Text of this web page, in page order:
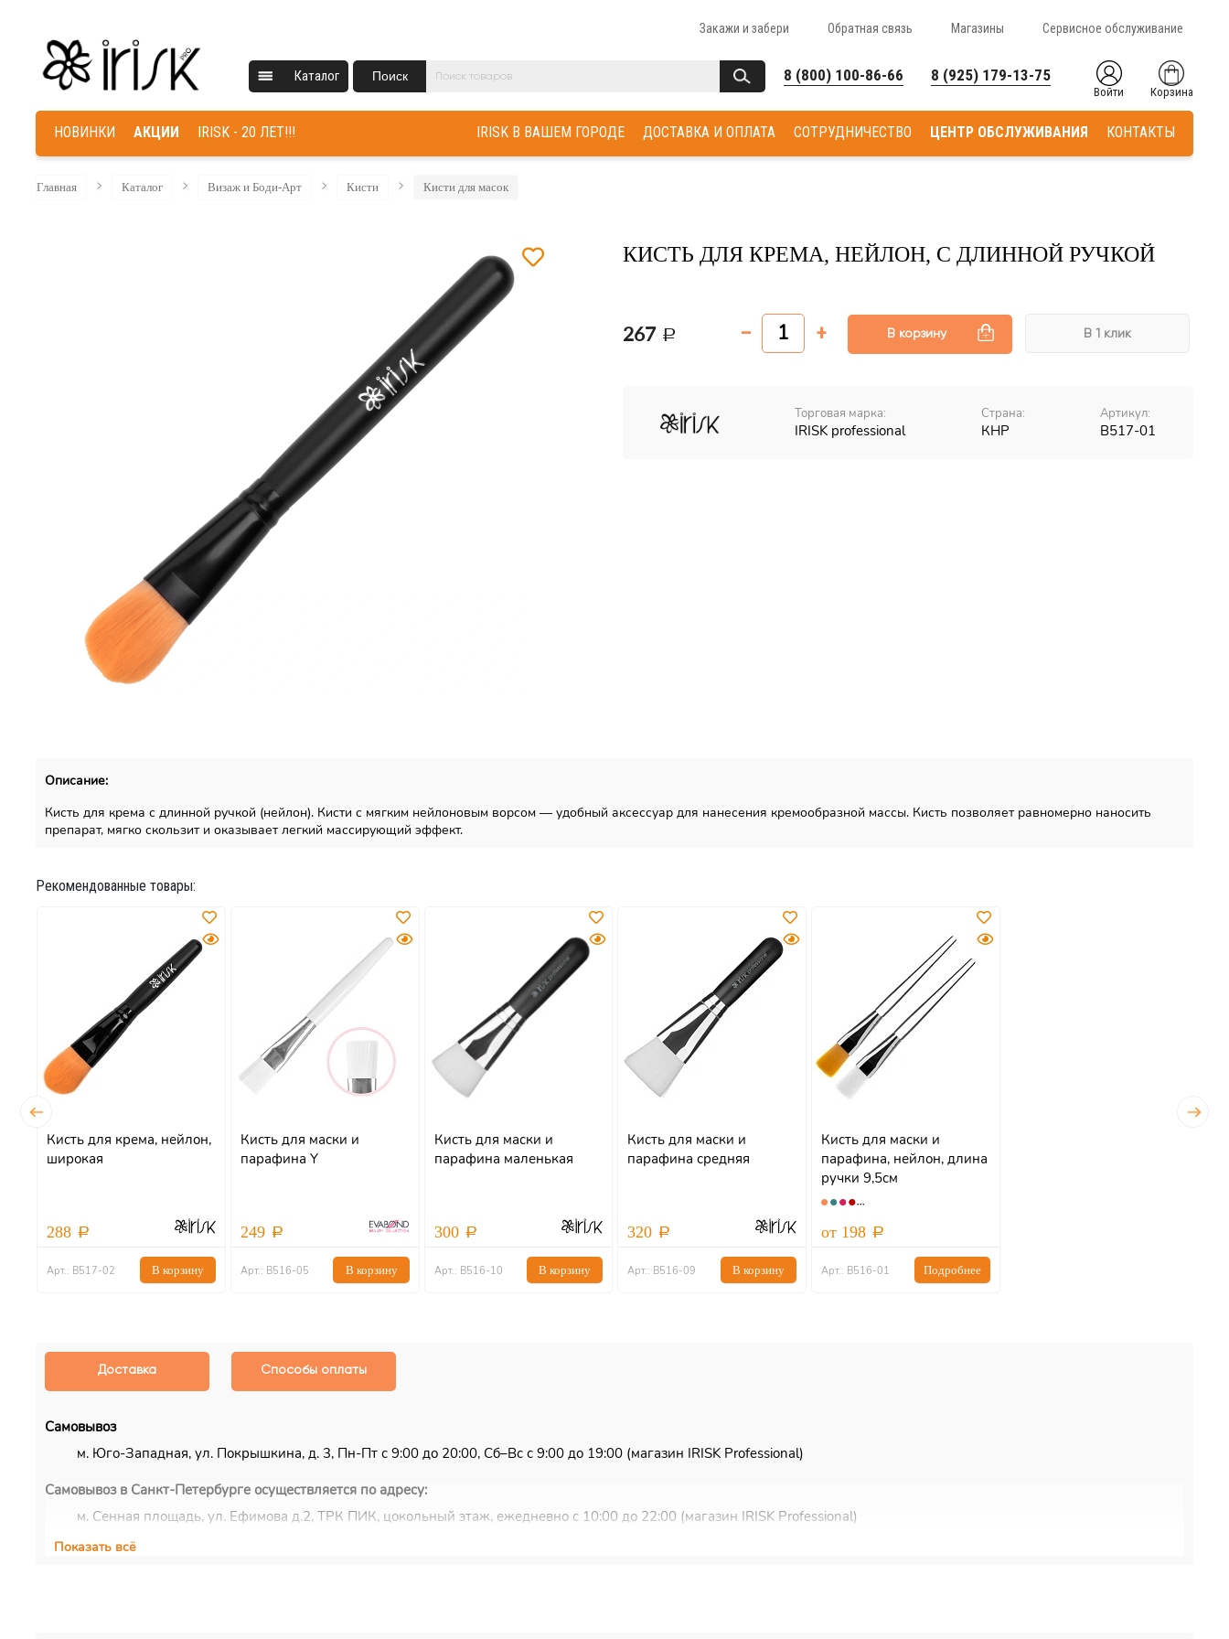
Закажи и забери Обратная связь Магазины Сервисное обслуживание
Каталог Поиск 8 (800) 100-86-66 8 (925) 179-13-75
Войти Корзина
НОВИНКИ АКЦИИ IRISK - 20 ЛЕТ!!! КОНТАКТЫ
ЦЕНТР ОБСЛУЖИВАНИЯ
СОТРУДНИЧЕСТВО
ДОСТАВКА И ОПЛАТА
IRISK В ВАШЕМ ГОРОДЕ
Главная Каталог Визаж и Боди-Арт Кисти Кисти для масок
КИСТЬ ДЛЯ КРЕМА, НЕЙЛОН, С ДЛИННОЙ РУЧКОЙ
267 В корзину В 1 клик
Торговая марка:
IRISK professional
Страна:
КНР
Артикул:
В517-01
Описание:
Кисть для крема с длинной ручкой (нейлон). Кисти с мягким нейлоновым ворсом — удобный аксессуар для нанесения кремообразной массы. Кисть позволяет равномерно наносить
препарат, мягко скользит и оказывает легкий массирующий эффект.
Рекомендованные товары:
Кисть для крема, нейлон,
широкая
288
Арт.: В517-02 В корзину
Кисть для маски и
парафина Y
249
Арт.: В516-05 В корзину
Кисть для маски и
парафина маленькая
300
Арт.: В516-10 В корзину
Кисть для маски и
парафина средняя
320
Арт.: В516-09 В корзину
Кисть для маски и
парафина, нейлон, длина
ручки 9,5см
от 198
Арт.: В516-01 Подробнее
Доставка Способы оплаты
Самовывоз
м. Юго-Западная, ул. Покрышкина, д. 3, Пн-Пт с 9:00 до 20:00, Сб–Вс с 9:00 до 19:00 (магазин IRISK Professional)
Самовывоз в Санкт-Петербурге осуществляется по адресу:
м. Сенная площадь, ул. Ефимова д.2, ТРК ПИК, цокольный этаж, ежедневно с 10:00 до 22:00 (магазин IRISK Professional)
Курьерская доставка
Показать всё